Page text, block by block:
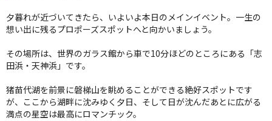
夕暮れが近づいてきたら、いよいよ本日のメインイベント。一生の
想い出に残るプロポーズスポットへと向かいましょう。
その場所は、世界のガラス館から車で10分ほどのところにある「志
田浜・天神浜」です。
猪苗代湖を前景に磐梯山を眺めることができる絶好スポットです
が、ここから湖畔に沈みゆく夕日、そして日が沈んだあとに広がる
満点の星空は最高にロマンチック。